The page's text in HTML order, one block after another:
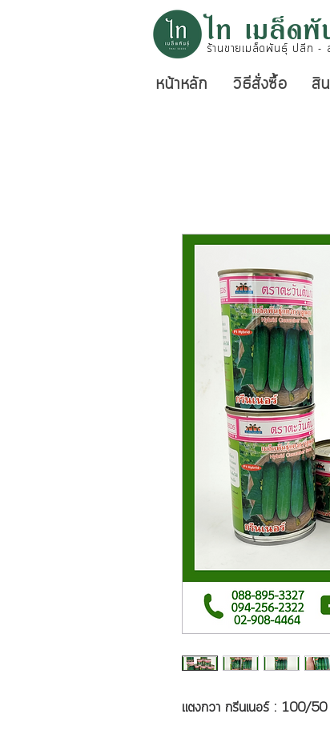
หน้าหลัก วิธีสั่งซื้อ สิ
ไท เมล็ด
ร้านขายเมล็ดพันธุ์ ปลีก -
แตงกวา กรีนเนอร์ : 100/